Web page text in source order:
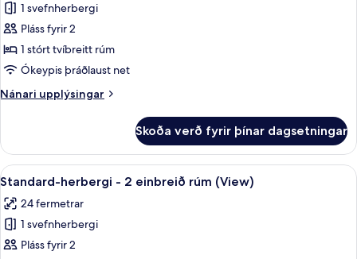
rúm
fyrir
Standard-
herbergi
-
stórt
1 svefnherbergi
Pláss fyrir 2
1 stórt tvíbreitt rúm
Ókeypis þráðlaust net
Nánari upplýsingar
Nánari
herbergi
1
tvíbreitt
rúm
Skoða verð fyrir þínar dagsetningar
Skoða
allar
myndir
fyrir
Standard-
Standard-herbergi - 2 einbreið rúm
5
Standard-herbergi - 2 einbreið rúm (View)
24 fermetrar
1 svefnherbergi
Pláss fyrir 2